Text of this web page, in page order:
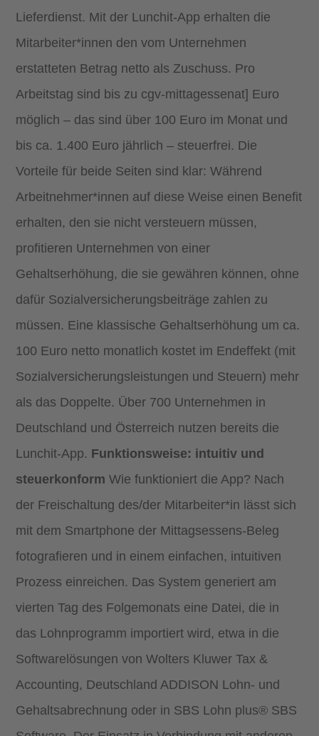
Lieferdienst. Mit der Lunchit-App erhalten die
Mitarbeiter*innen den vom Unternehmen
erstatteten Betrag netto als Zuschuss. Pro
Arbeitstag sind bis zu cgv-mittagessenat] Euro
möglich – das sind über 100 Euro im Monat und
bis ca. 1.400 Euro jährlich – steuerfrei. Die
Vorteile für beide Seiten sind klar: Während
Arbeitnehmer*innen auf diese Weise einen Benefit
erhalten, den sie nicht versteuern müssen,
profitieren Unternehmen von einer
Gehaltserhöhung, die sie gewähren können, ohne
dafür Sozialversicherungsbeiträge zahlen zu
müssen. Eine klassische Gehaltserhöhung um ca.
100 Euro netto monatlich kostet im Endeffekt (mit
Sozialversicherungsleistungen und Steuern) mehr
als das Doppelte. Über 700 Unternehmen in
Deutschland und Österreich nutzen bereits die
Lunchit-App. Funktionsweise: intuitiv und
steuerkonformWie funktioniert die App? Nach
der Freischaltung des/der Mitarbeiter*in lässt sich
mit dem Smartphone der Mittagsessens-Beleg
fotografieren und in einem einfachen, intuitiven
Prozess einreichen. Das System generiert am
vierten Tag des Folgemonats eine Datei, die in
das Lohnprogramm importiert wird, etwa in die
Softwarelösungen von Wolters Kluwer Tax &
Accounting, Deutschland ADDISON Lohn- und
Gehaltsabrechnung oder in SBS Lohn plus® SBS